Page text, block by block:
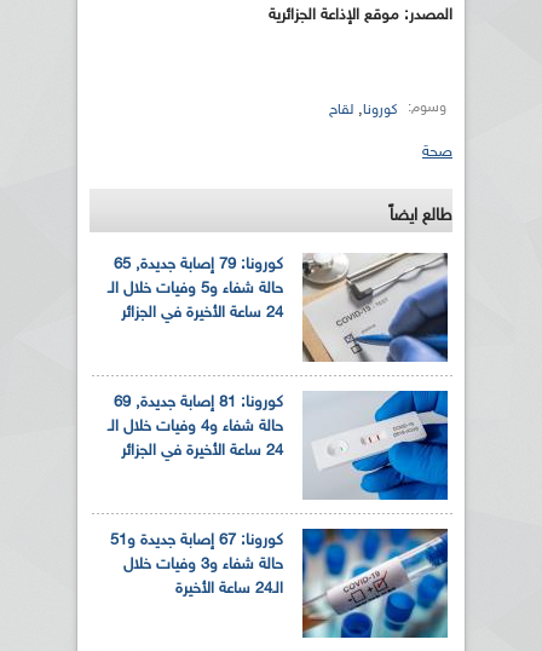
المصدر: موقع الإذاعة الجزائرية
وسوم: كورونا, لقاح
صحة
طالع ايضاً
كورونا: 79 إصابة جديدة, 65
حالة شفاء و5 وفيات خلال الـ
24 ساعة الأخيرة في الجزائر
كورونا: 81 إصابة جديدة, 69
حالة شفاء و4 وفيات خلال الـ
24 ساعة الأخيرة في الجزائر
كورونا: 67 إصابة جديدة و51
حالة شفاء و3 وفيات خلال
الـ24 ساعة الأخيرة